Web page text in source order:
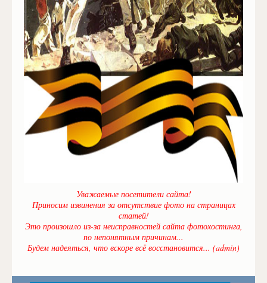
Уважаемые посетители сайта!
Приносим извинения за отсутствие фото на страницах
статей!
Это произошло из-за неисправностей сайта фотохостинга,
по непонятным причинам...
Будем надеяться, что вскоре всё восстановится... (admin)